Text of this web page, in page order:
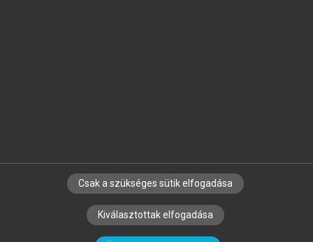
SZERZŐKNEK CÉGEKNEK KÖNYVTÁROSOKNAK
SZERKESZTÉSI ÉS LEKTORÁLÁSI ALAPELVEK
Csak a szükséges sütik elfogadása
Kiválasztottak elfogadása